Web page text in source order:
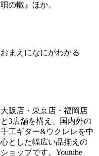
唄の轍』ほか。
おまえになにがわかる
大阪店・東京店・福岡店
と3店舗を構え、国内外の
手工ギター&ウクレレを中
心とした幅広い品揃えの
ショップです。Youtube